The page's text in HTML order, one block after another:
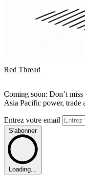
Red Thread
Coming soon: Don’t
Asia Pacific power, trade
Entrez votre email
S'abonner
Loading...